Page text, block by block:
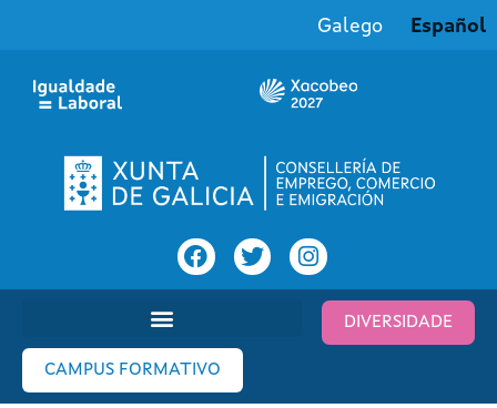
Galego Español
DIVERSIDADE
CAMPUS FORMATIVO